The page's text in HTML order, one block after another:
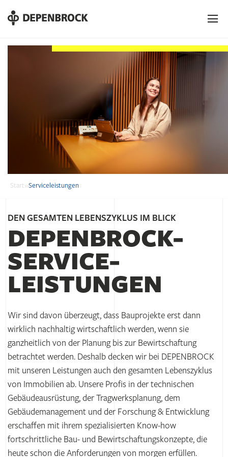
DE
PL
Start»Serviceleistungen
DEN GESAMTEN LEBENSZYKLUS IM BLICK
DEPENBROCK-
SERVICE­
LEISTUNGEN
Wir sind davon überzeugt, dass Bauprojekte erst dann
wirklich nachhaltig wirtschaftlich werden, wenn sie
ganzheitlich von der Planung bis zur Bewirtschaftung
betrachtet werden. Deshalb decken wir bei DEPENBROCK
mit unseren Leistungen auch den gesamten Lebenszyklus
von Immobilien ab. Unsere Profis in der technischen
Gebäudeausrüstung, der Tragwerksplanung, dem
Gebäudemanagement und der Forschung & Entwicklung
erschaffen mit ihrem spezialisierten Know-how
fortschrittliche Bau- und Bewirtschaftungskonzepte, die
heute schon die Anforderungen von morgen erfüllen.